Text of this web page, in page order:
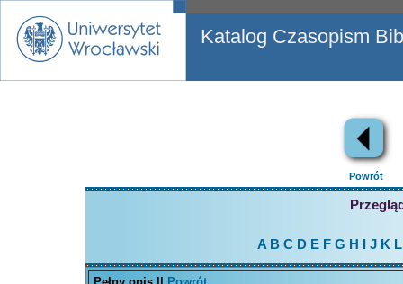
Katalog Czasopism
Powrót
A B C D EFG H J K L